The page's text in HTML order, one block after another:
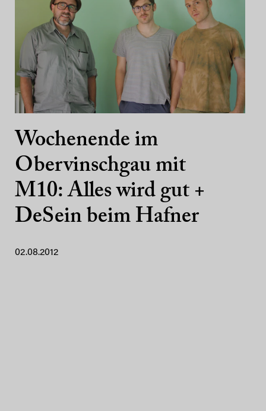
Wochenende im
Obervinschgau mit
M10: Alles wird gut +
DeSein beim Hafner
02.08.2012